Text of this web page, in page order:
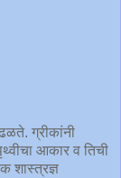
ग्रीकांनी
आकार व तिची
शास्त्रज्ञ